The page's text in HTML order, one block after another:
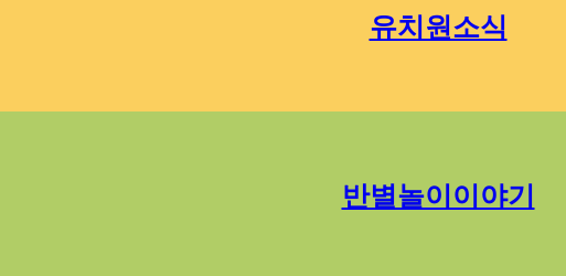
유치원소식
반별놀이이야기